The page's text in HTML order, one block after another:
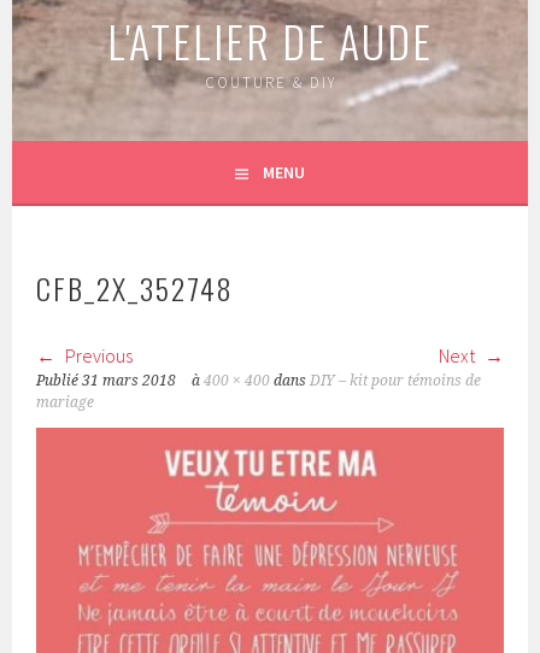
L'ATELIER DE AUDE
COUTURE & DIY
MENU
CFB_2X_352748
Previous Next
Publié31 mars 2018 à400 × 400 dansDIY – kit pour témoins de
mariage